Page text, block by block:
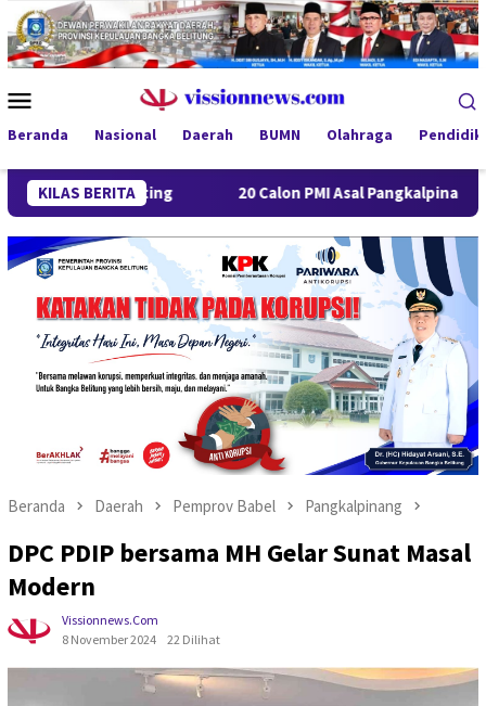
Loncat
ke
konten
Mobile
Beranda Nasional Daerah BUMN Olahraga
KILAS BERITA20 Calon PMI Asal Pangkalpinang Jalani
Beranda Daerah Pemprov Babel Pangkalpinang
DPC PDIP bersama MH Gelar Sunat Masal
Modern
Vissionnews.com
8 November 2024
22 Dilihat